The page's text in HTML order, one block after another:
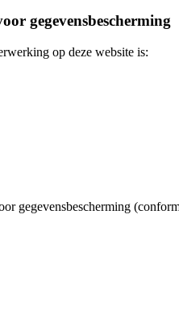
gegevensbescherming
op deze website is:
gegevensbescherming